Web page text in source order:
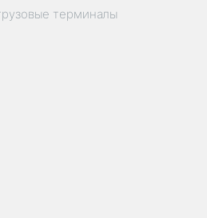
терминалы